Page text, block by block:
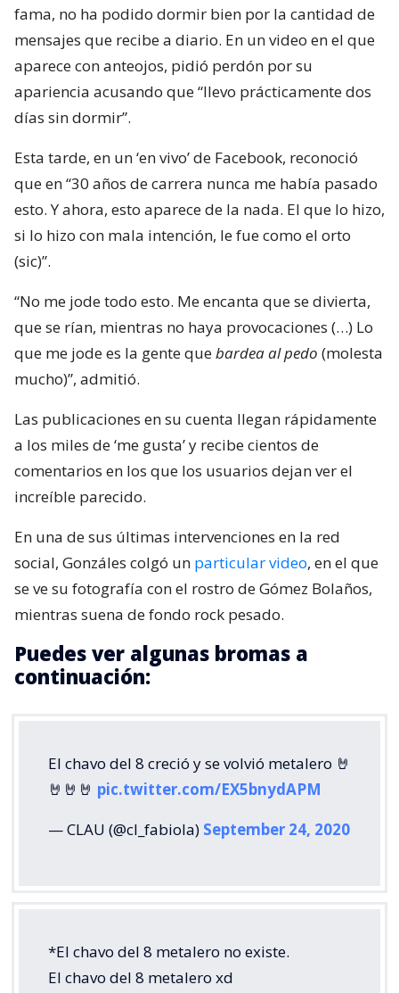
fama, no ha podido dormir bien por la cantidad de
mensajes que recibe a diario. En un video en el que
aparece con anteojos, pidió perdón por su
apariencia acusando que “llevo prácticamente dos
días sin dormir”.
Esta tarde, en un ‘en vivo’ de Facebook, reconoció
que en “30 años de carrera nunca me había pasado
esto. Y ahora, esto aparece de la nada. El que lo hizo,
si lo hizo con mala intención, le fue como el orto
(sic)”.
“No me jode todo esto. Me encanta que se divierta,
que se rían, mientras no haya provocaciones (…) Lo
que me jode es la gente quebardea al pedo (molesta
mucho)”, admitió.
Las publicaciones en su cuenta llegan rápidamente
a los miles de ‘me gusta’ y recibe cientos de
comentarios en los que los usuarios dejan ver el
increíble parecido.
En una de sus últimas intervenciones en la red
social, Gonzáles colgó un particular video, en el que
se ve su fotografía con el rostro de Gómez Bolaños,
mientras suena de fondo rock pesado.
Puedes ver algunas bromas a
continuación:
El chavo del 8 creció y se volvió metalero 🤘
🤘🤘🤘 pic.twitter.com/EX5bnydAPM
— CLAU (@cl_fabiola) September 24, 2020
*El chavo del 8 metalero no existe.
El chavo del 8 metalero xd